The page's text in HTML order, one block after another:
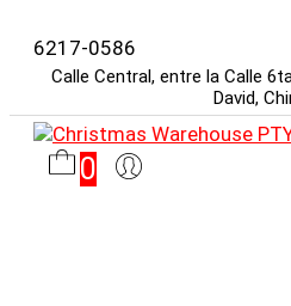
contenido
6217-0586
Calle Central, entre la Calle
David,
0